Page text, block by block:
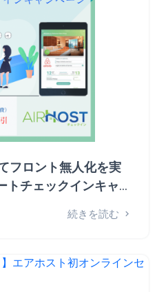
フロント無人化を実
チェックインキャン
続きを読む